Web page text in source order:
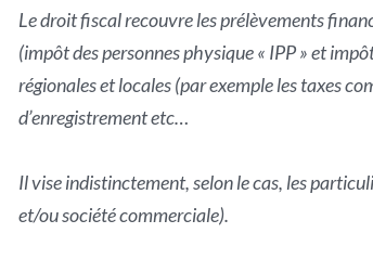
Le droit fiscal recouvre les prélèvements
(impôt des personnes physique « IPP » et
régionales et locales (par exemple les taxes
d’enregistrement etc…
Il vise indistinctement, selon le cas, les
et/ou société commerciale).